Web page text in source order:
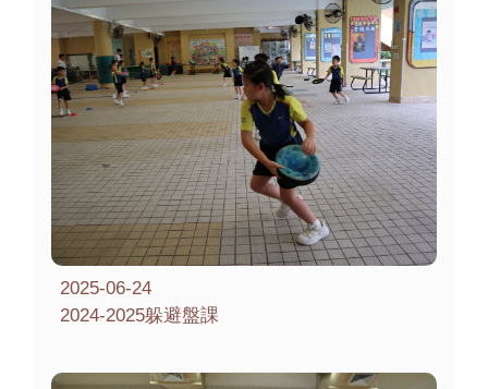
2025-06-24
2024-2025躲避盤課